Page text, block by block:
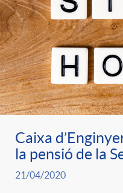
d
e
p
r
t
e
g
o
r
A
n
c
l
a
r
d
e
c
o
Caixa
la pensió de la
21/04/2020